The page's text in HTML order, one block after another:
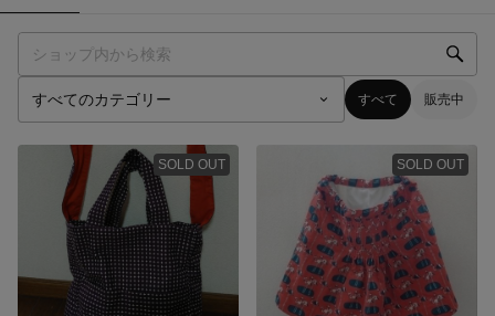
すべて 販売中
SOLD OUT SOLD OUT